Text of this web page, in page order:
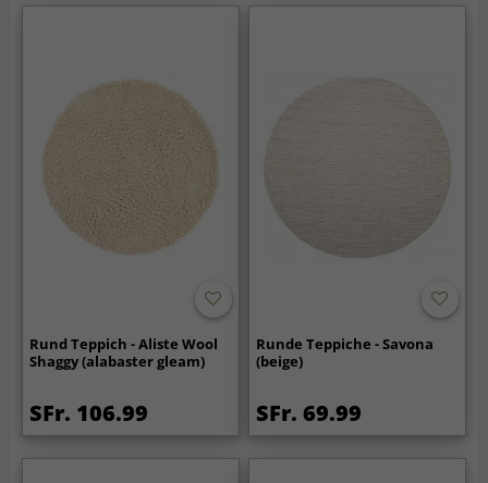
Rund Teppich - Aliste Wool
Shaggy (alabaster gleam)
SFr. 106.99
Runde Teppiche - Savona
(beige)
SFr. 69.99